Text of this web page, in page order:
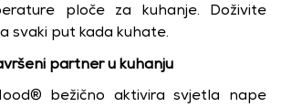
ploče za kuhanje. Doživite
svaki put kada kuhate.
partner u kuhanju
bežično aktivira svjetla nape